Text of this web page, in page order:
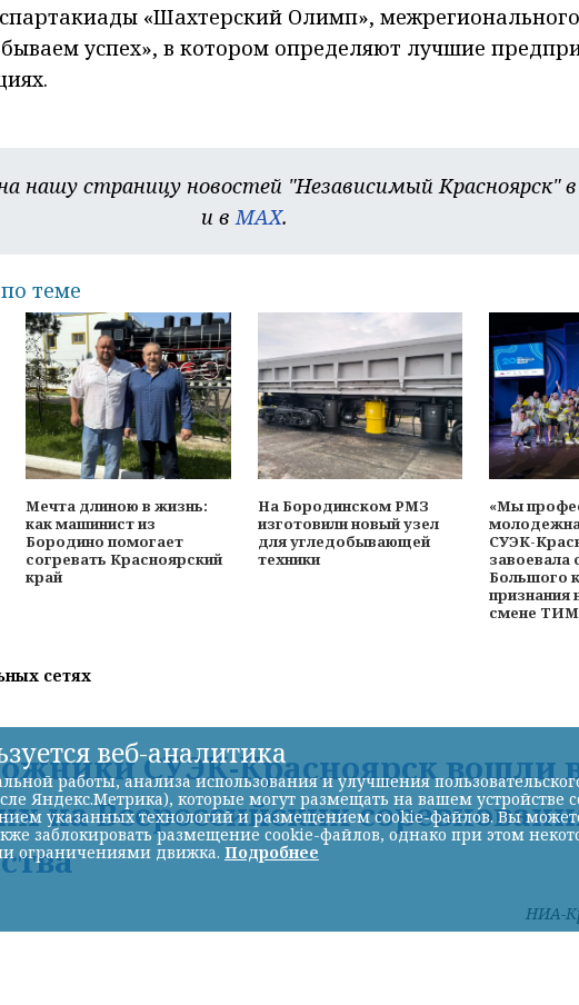
«Шахтерский Олимп»,
успех», в котором определяют лучшие
нашу страницу новостей "Независимый Красноярск" в
и в MAX.
теме
Мечта длиною в жизнь:
как машинист из
Бородино помогает
согревать Красноярский
край
На Бородинском РМЗ
изготовили новый узел
для угледобывающей
техники
«Мы
СУЭК-
завоевала
Большого
признания
смене ТИМ
сетях
СУЭК-Красноярск вошли
на Всероссийских
НИА-
веб-аналитика
работы, анализа использования и улучшения
Яндекс.Метрика), которые могут размещать на вашем
указанных технологий и размещением cookie-файлов. Вы
заблокировать размещение cookie-файлов, однако при этом
ограничениями движка. Подробнее